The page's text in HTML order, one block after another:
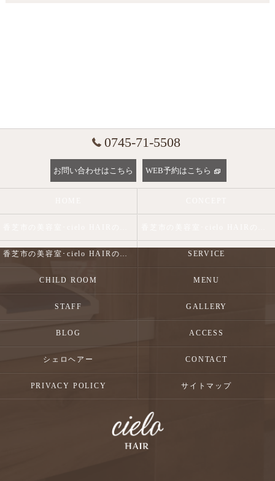
0745-71-5508
お問い合わせはこちら WEB予約はこちら
香芝市の美容室･cielo HAIRのお客様の声 SERVICE
CHILD ROOM MENU
STAFF GALLERY
BLOG ACCESS
シェロヘアー CONTACT
PRIVACY POLICY サイトマップ